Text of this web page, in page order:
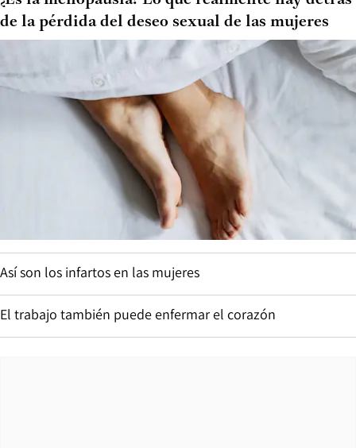
de la pérdida del deseo sexual de las mujeres
Así son los infartos en las mujeres
El trabajo también puede enfermar el corazón